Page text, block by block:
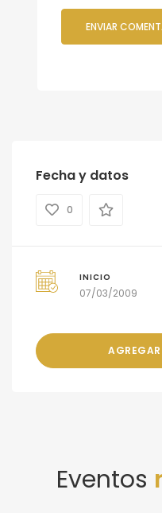
Fecha y datos
0
INICIO
07/03/2009
Eventos